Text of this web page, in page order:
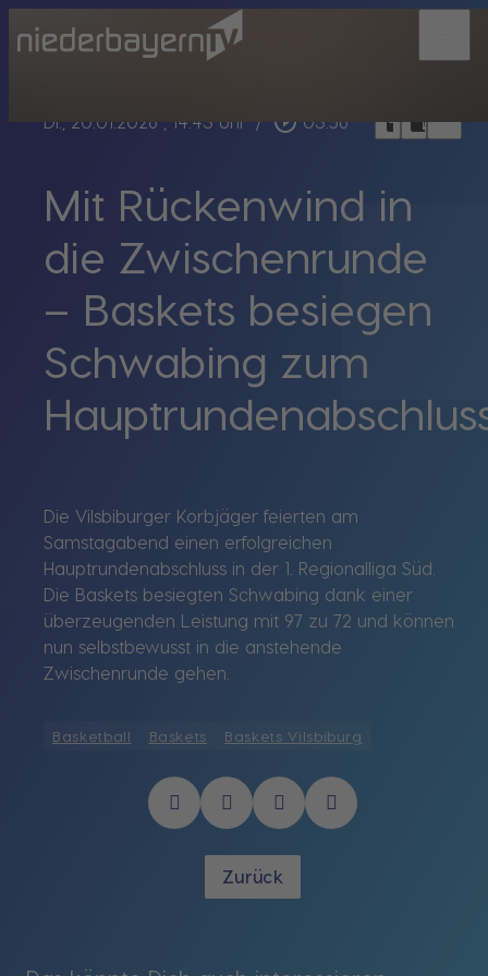
Di., 20.01.2026 , 14:43 Uhr / play_circle_outline 03:56 headphoneschrome_reader_modebookmark_border
Mit Rückenwind in
die Zwischenrunde
– Baskets besiegen
Schwabing zum
Die Vilsbiburger Korbjäger feierten am
Samstagabend einen erfolgreichen
Hauptrundenabschluss in der 1. Regionalliga Süd.
Die Baskets besiegten Schwabing dank einer
überzeugenden Leistung mit 97 zu 72 und können
nun selbstbewusst in die anstehende
Zwischenrunde gehen.
Basketball Baskets Baskets Vilsbiburg
Zurück